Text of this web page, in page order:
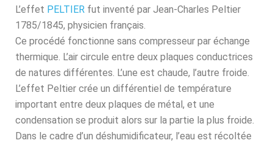
L’effet PELTIER fut inventé par Jean-Charles Peltier
1785/1845, physicien français.
Ce procédé fonctionne sans compresseur par échange
thermique. L’air circule entre deux plaques conductrices
de natures différentes. L’une est chaude, l’autre froide.
L’effet Peltier crée un différentiel de température
important entre deux plaques de métal, et une
condensation se produit alors sur la partie la plus froide.
Dans le cadre d’un déshumidificateur, l’eau est récoltée